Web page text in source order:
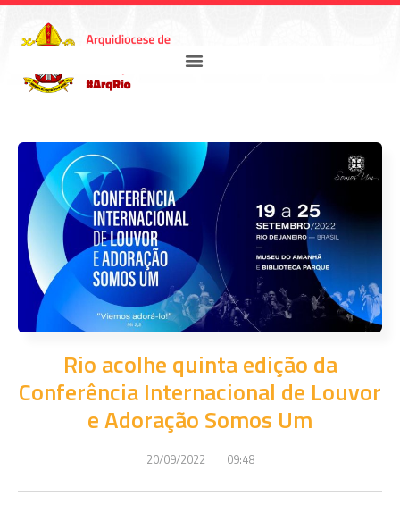
Rio acolhe quinta edição da
Conferência Internacional de Louvor
e Adoração Somos Um
20/09/2022 09:48